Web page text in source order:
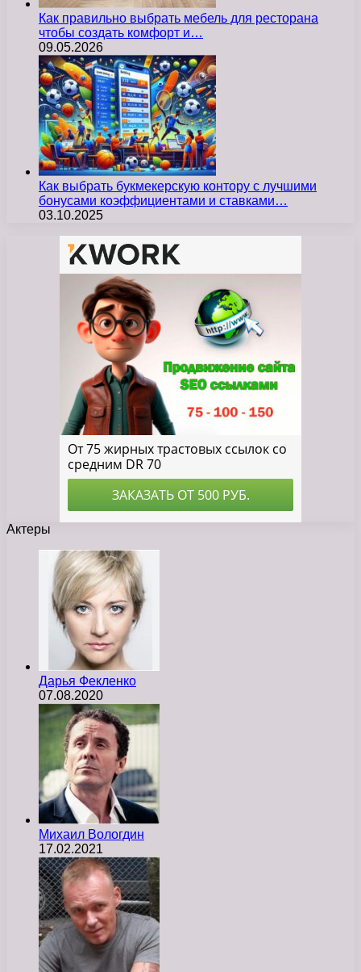
Как правильно выбрать мебель для ресторана
чтобы создать комфорт и…
09.05.2026
Как выбрать букмекерскую контору с лучшими
бонусами коэффициентами и ставками…
03.10.2025
Актеры
Дарья Фекленко
07.08.2020
Михаил Вологдин
17.02.2021